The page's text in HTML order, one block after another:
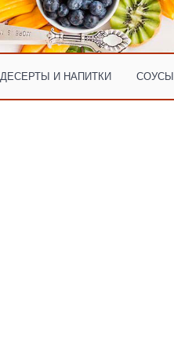
ДЕСЕРТЫ И НАПИТКИ СОУСЫ